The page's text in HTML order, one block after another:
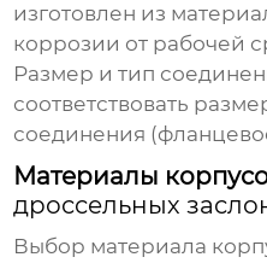
изготовлен из
коррозии от рабочей
Размер и тип
соответствовать
соединения
Материалы
дроссельных
Выбор материала